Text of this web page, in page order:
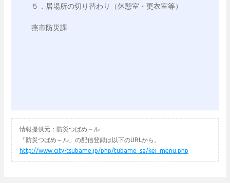
５．居場所の切り替わり（休憩室・更衣室等）
燕市防災課
情報提供元：防災つばめ～ル
「防災つばめ～ル」の配信登録は以下のURLから。
http://www.city-tsubame.jp/php/tubame_sa/kei_menu.php